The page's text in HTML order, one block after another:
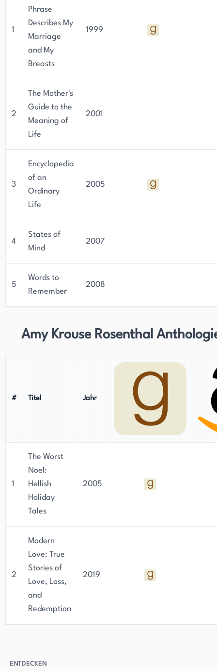
1
Phrase
Describes My
Marriage
and My
Breasts
1999
2
The Mother's
Guide to the
Meaning of
Life
2001
3
Encyclopedia
of an
Ordinary
Life
2005
4
States of
Mind
2007
5
Words to
Remember
2008
Amy Krouse Rosenthal
# Titel Jahr
1
The Worst
Noel:
Hellish
Holiday
Tales
2005
2
Modern
Love: True
Stories of
Love, Loss,
and
Redemption
2019
ENTDECKEN